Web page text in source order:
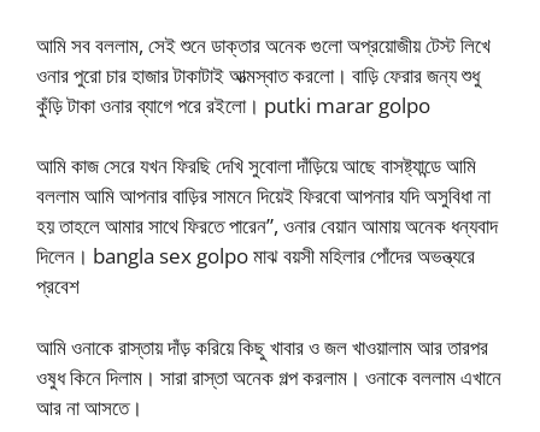
আমি সব বললাম, সেই শুনে ডাক্তার অনেক গুলো অপ্রয়োজীয় টেস্ট লিখে
ওনার পুরো চার হাজার টাকাটাই আত্মস্বাত করলো। বাড়ি ফেরার জন্য শুধু
কুঁড়ি টাকা ওনার ব্যাগে পরে রইলো। putki marar golpo
আমি কাজ সেরে যখন ফিরছি দেখি সুবোলা দাঁড়িয়ে আছে বাসষ্ট্যান্ডে আমি
বললাম আমি আপনার বাড়ির সামনে দিয়েই ফিরবো আপনার যদি অসুবিধা না
হয় তাহলে আমার সাথে ফিরতে পারেন”, ওনার বেয়ান আমায় অনেক ধন্যবাদ
দিলেন। bangla sex golpo মাঝ বয়সী মহিলার পোঁদের অভন্ত্যরে
প্রবেশ
আমি ওনাকে রাস্তায় দাঁড় করিয়ে কিছু খাবার ও জল খাওয়ালাম আর তারপর
ওষুধ কিনে দিলাম। সারা রাস্তা অনেক গল্প করলাম। ওনাকে বললাম এখানে
আর না আসতে।